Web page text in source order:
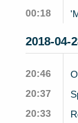
00:18
2018-04-
20:46
20:37
20:33